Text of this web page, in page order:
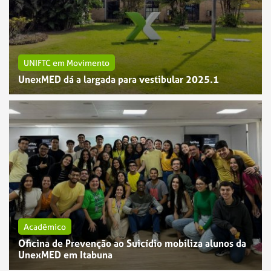
UNIFTC em Movimento
UnexMED dá a largada para vestibular 2025.1
Acadêmico
Oficina de Prevenção ao Suicídio mobiliza alunos da
UnexMED em Itabuna